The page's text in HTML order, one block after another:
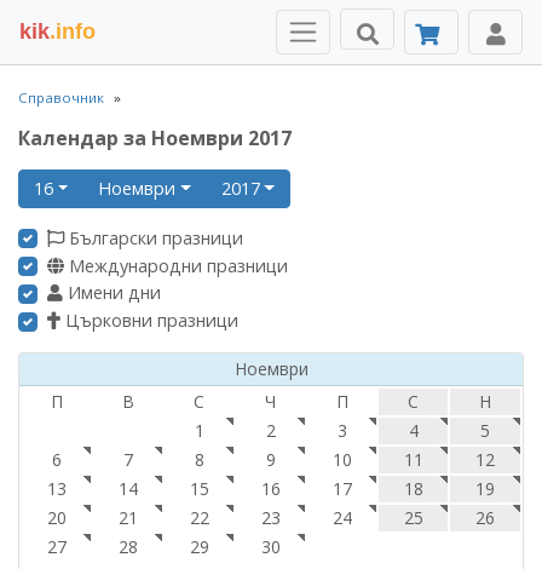
kik.info
Справочник
Календар за Ноември 2017
16 Ноември 2017
Български празници
Международни празници
Имени дни
Църковни празници
Ноември
П
В С Ч П С
Н
1
2 3 4
5
6
7 8 9 10 11
12
13
14 15 16 17 18
19
20
21 22 23 24 25
26
27
28 29 30